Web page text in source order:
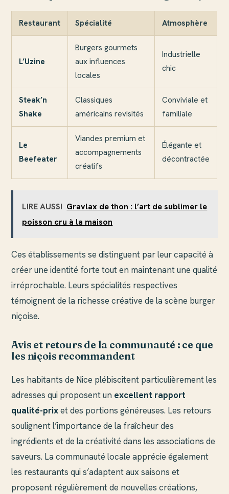
Restaurant Spécialité Atmosphère
L’Uzine
Burgers gourmets
aux influences
locales
Industrielle
chic
Steak’n
Shake
Classiques
américains revisités
Conviviale et
familiale
Le
Beefeater
Viandes premium et
accompagnements
créatifs
Élégante et
décontractée
LIRE AUSSI Gravlax de thon : l’art de sublimer le
poisson cru à la maison
Ces établissements se distinguent par leur capacité à
créer une identité forte tout en maintenant une qualité
irréprochable. Leurs spécialités respectives
témoignent de la richesse créative de la scène burger
niçoise.
Avis et retours de la communauté : ce que
les niçois recommandent
Les habitants de Nice plébiscitent particulièrement les
adresses qui proposent un excellent rapport
qualité-prixet des portions généreuses. Les retours
soulignent l’importance de la fraîcheur des
ingrédients et de la créativité dans les associations de
saveurs. La communauté locale apprécie également
les restaurants qui s’adaptent aux saisons et
proposent régulièrement de nouvelles créations,